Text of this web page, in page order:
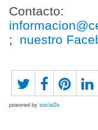
Contacto:
;
nuestro
powered by social2s